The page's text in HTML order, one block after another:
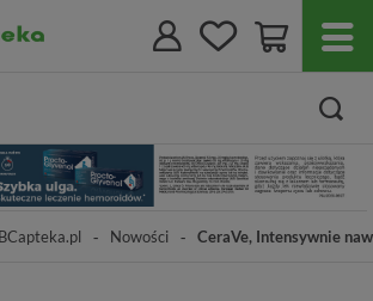
Nowości CeraVe, Intensywnie